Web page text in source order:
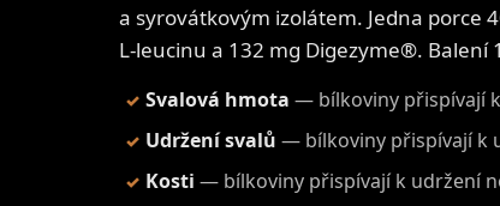
a syrovátkovým izolátem. Jedna porce
L-leucinu a 132 mg Digezyme®. Balení
✓ Svalová hmota — bílkoviny přispívají
✓ Udržení svalů — bílkoviny přispívají k
✓ Kosti — bílkoviny přispívají k udržení